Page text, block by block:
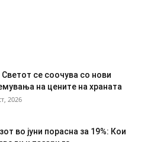
се соочува со нови
на цените на храната
2026
во јуни порасна за 19%: Кои